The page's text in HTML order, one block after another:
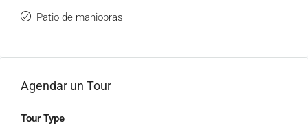
Patio de maniobras
Agendar un Tour
Tour Type